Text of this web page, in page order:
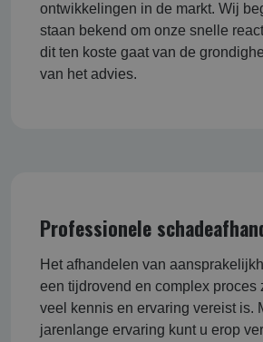
ontwikkelingen in de markt. Wij
staan bekend om onze snelle
dit ten koste gaat van de
van het advies.
Professionele
Het afhandelen van
een tijdrovend en complex proces
veel kennis en ervaring vereist is.
jarenlange ervaring kunt u erop